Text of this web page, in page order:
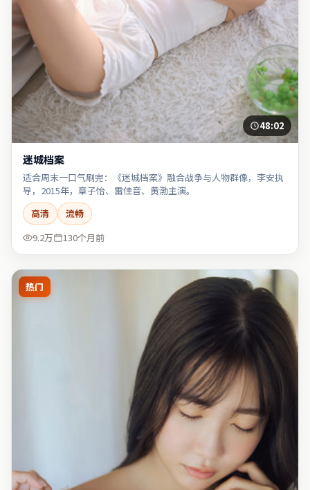
48:02
迷城档案
适合周末一口气刷完：《迷城档案》融合战争与人物群像，李安执
导，2015年，章子怡、雷佳音、黄渤主演。
高清
流畅
9.2万
130个月前
热门